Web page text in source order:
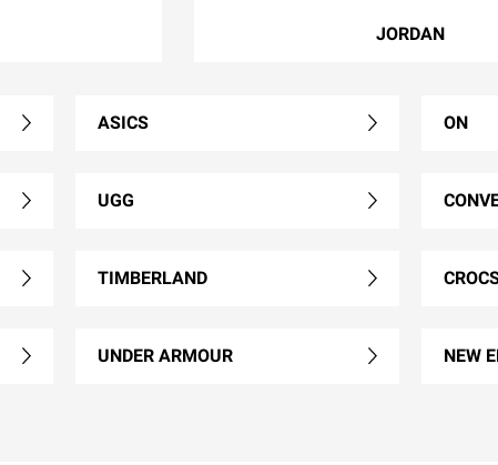
JORDAN
ASICS ON
UGG
TIMBERLAND
UNDER ARMOUR NEW